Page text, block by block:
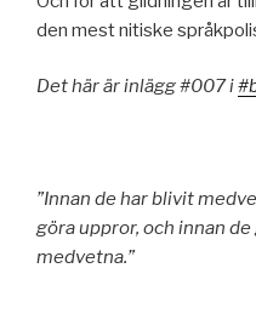
den mest nitiske
Det här är inlägg #007 i
”Innan de har blivit
göra uppror, och innan
medvetna.”